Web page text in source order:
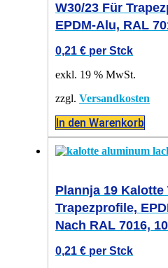
W30/23 Für
EPDM-Alu, RAL
0,21 € per Stck
exkl. 19 % MwSt.
zzgl. Versandkosten
In den Warenkorb
Plannja 19 Kalotte
Trapezprofile,
Nach RAL 7016,
0,21 € per Stck